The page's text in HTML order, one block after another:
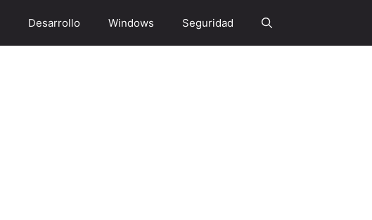
Desarrollo Windows Seguridad